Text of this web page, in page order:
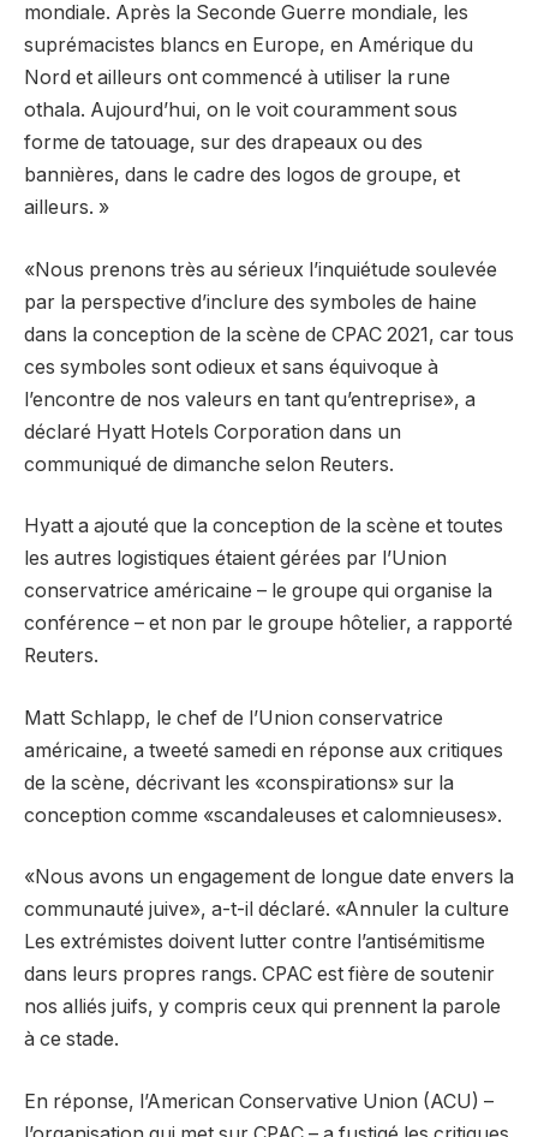
mondiale. Après la Seconde Guerre mondiale, les
suprémacistes blancs en Europe, en Amérique du
Nord et ailleurs ont commencé à utiliser la rune
othala. Aujourd’hui, on le voit couramment sous
forme de tatouage, sur des drapeaux ou des
bannières, dans le cadre des logos de groupe, et
ailleurs. »
«Nous prenons très au sérieux l’inquiétude soulevée
par la perspective d’inclure des symboles de haine
dans la conception de la scène de CPAC 2021, car tous
ces symboles sont odieux et sans équivoque à
l’encontre de nos valeurs en tant qu’entreprise», a
déclaré Hyatt Hotels Corporation dans un
communiqué de dimanche selon Reuters.
Hyatt a ajouté que la conception de la scène et toutes
les autres logistiques étaient gérées par l’Union
conservatrice américaine – le groupe qui organise la
conférence – et non par le groupe hôtelier, a rapporté
Reuters.
Matt Schlapp, le chef de l’Union conservatrice
américaine, a tweeté samedi en réponse aux critiques
de la scène, décrivant les «conspirations» sur la
conception comme «scandaleuses et calomnieuses».
«Nous avons un engagement de longue date envers la
communauté juive», a-t-il déclaré. «Annuler la culture
Les extrémistes doivent lutter contre l’antisémitisme
dans leurs propres rangs. CPAC est fière de soutenir
nos alliés juifs, y compris ceux qui prennent la parole
à ce stade.
En réponse, l’American Conservative Union (ACU) –